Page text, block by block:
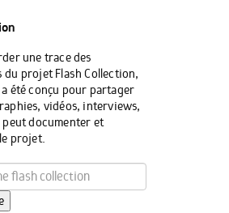
une trace des
du projet Flash Collection,
été conçu pour partager
vidéos, interviews,
documenter et
projet.